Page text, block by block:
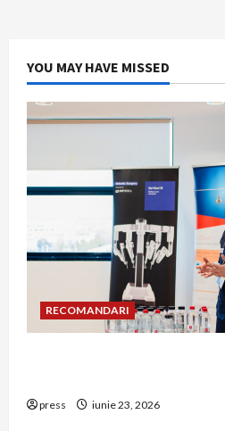
YOU MAY HAVE MISSED
RECOMANDARI
press iunie 23, 2026